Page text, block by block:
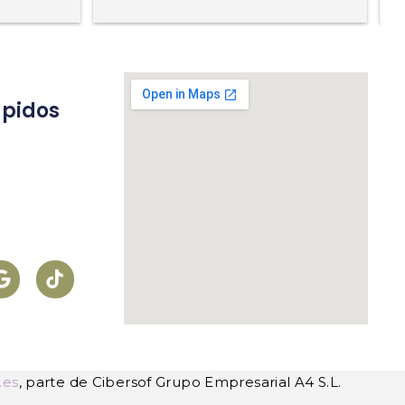
, parte de Cibersof Grupo Empresarial A4 S.L.